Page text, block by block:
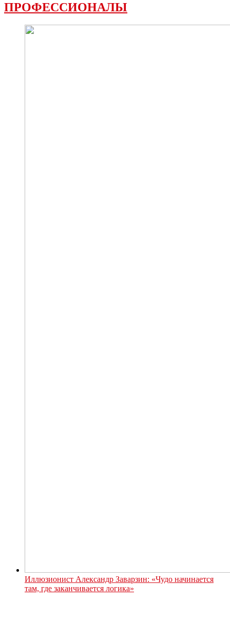
ПРОФЕССИОНАЛЫ
Иллюзионист Александр Заварзин: «Чудо начинается
там, где заканчивается логика»